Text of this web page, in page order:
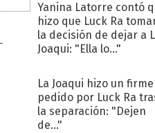
Yanina Latorre contó
hizo que Luck Ra
la decisión de dejar a
Joaqui: "Ella lo..."
La Joaqui hizo un firme
pedido por Luck Ra
la separación: "Dejen
de..."